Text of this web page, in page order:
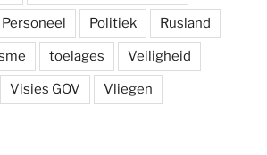
Personeel Politiek Rusland
toelages Veiligheid
Visies GOV Vliegen